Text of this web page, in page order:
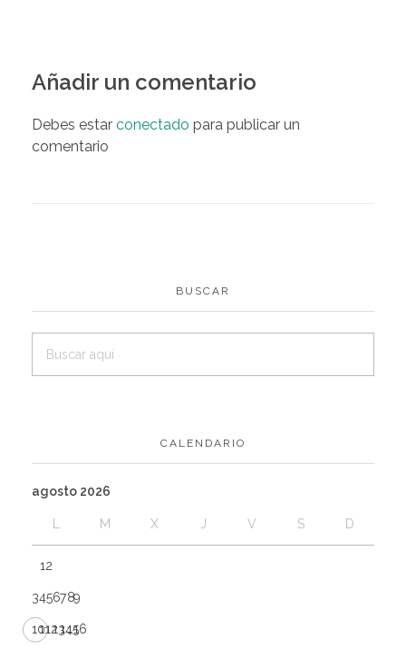
Añadir un comentario
Debes estar conectado para publicar un
comentario
BUSCAR
CALENDARIO
agosto 2026
L M X J V S D
12
3456789
10111213141516